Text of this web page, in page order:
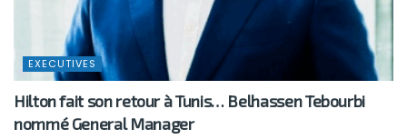
EXECUTIVES
Hilton fait son retour à Tunis… Belhassen Tebourbi
nommé General Manager